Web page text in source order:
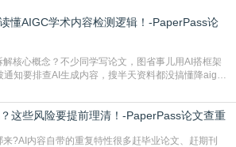
懂AIGC学术内容检测逻辑！-PaperPass论
核心概念？不少同学写论文，图省事儿用AI搭框架
知要排查AI生成内容，搜半天资料都没搞懂降aigc
少人也搞不清降aigc检测是啥，对相关要求摸不
AIGC工具在学术领域普及诞生的新需求，核心是为
这些风险要提前理清！-PaperPass论文查重
?AI内容自带的重复特性很多赶毕业论文、赶期刊